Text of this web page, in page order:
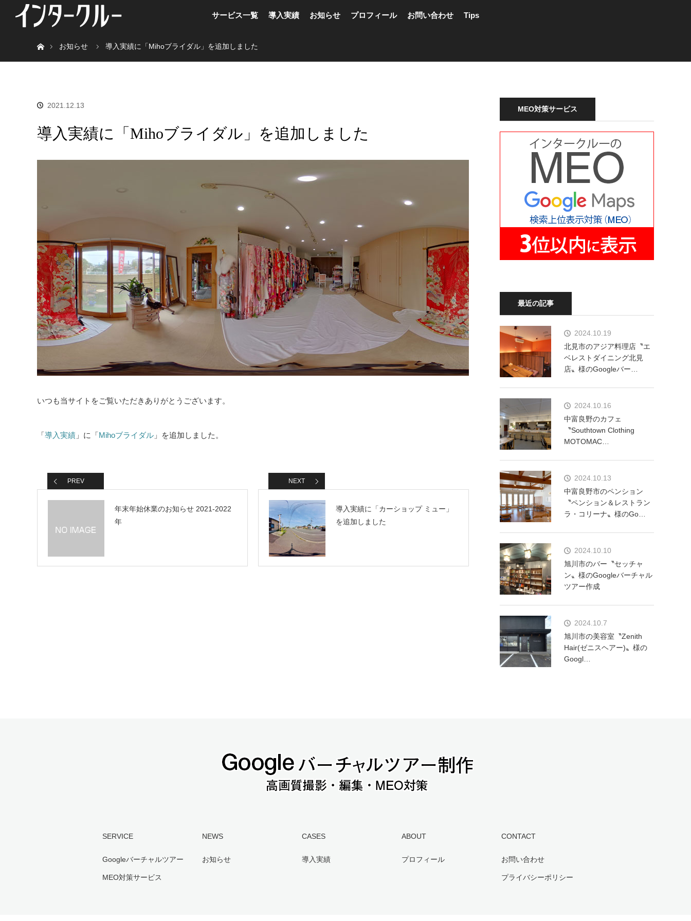
サービス一覧 導入実績 お知らせ プロフィール お問い合わせ Tips
お知らせ
導入実績に「Mihoブライダル」を追加しました
2021.12.13
導入実績に「Mihoブライダル」を追加しました
いつも当サイトをご覧いただきありがとうございます。
「導入実績 」に「Mihoブライダル 」を追加しました。
PREV
年末年始休業のお知らせ 2021-2022
年
NEXT
導入実績に「カーショップ ミュー」
を追加しました
MEO対策サービス
最近の記事
2024.10.19
北見市のアジア料理店〝エ
ベレストダイニング北見
店〟様のGoogleバー…
2024.10.16
中富良野のカフェ
〝Southtown Clothing
MOTOMAC…
2024.10.13
中富良野市のペンション
〝ペンション＆レストラン
ラ・コリーナ〟様のGo…
2024.10.10
旭川市のバー〝セッチャ
ン〟様のGoogleバーチャル
ツアー作成
2024.10.7
旭川市の美容室〝Zenith
Hair(ゼニスヘアー)〟様の
Googl…
SERVICE
Googleバーチャルツアー
MEO対策サービス
NEWS
お知らせ
CASES
導入実績
ABOUT
プロフィール
CONTACT
お問い合わせ
プライバシーポリシー